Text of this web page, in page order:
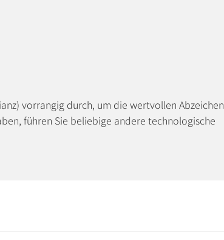
vorrangig durch, um die wertvollen Abzeichen
führen Sie beliebige andere technologische